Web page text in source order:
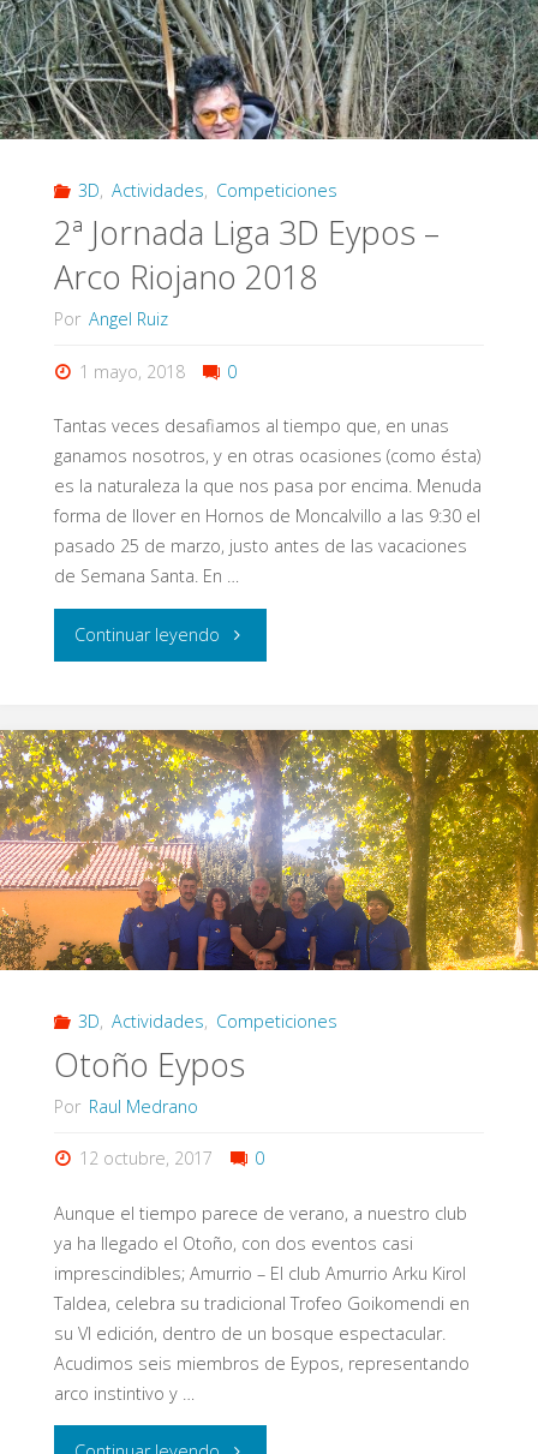
CASTILLA
Y
LEON"
3D, Actividades, Competiciones
2ª Jornada Liga 3D Eypos –
Arco Riojano 2018
Por Angel Ruiz
1 mayo, 2018 0
Tantas veces desafiamos al tiempo que, en unas
ganamos nosotros, y en otras ocasiones (como ésta)
es la naturaleza la que nos pasa por encima. Menuda
forma de llover en Hornos de Moncalvillo a las 9:30 el
pasado 25 de marzo, justo antes de las vacaciones
de Semana Santa. En …
Continuar leyendo "2ª
Liga
3D
Eypos
–
Arco
3D, Actividades, Competiciones
Otoño Eypos
Por Raul Medrano
12 octubre, 2017 0
Aunque el tiempo parece de verano, a nuestro club
ya ha llegado el Otoño, con dos eventos casi
imprescindibles; Amurrio – El club Amurrio Arku Kirol
Taldea, celebra su tradicional Trofeo Goikomendi en
su VI edición, dentro de un bosque espectacular.
Acudimos seis miembros de Eypos, representando
arco instintivo y …